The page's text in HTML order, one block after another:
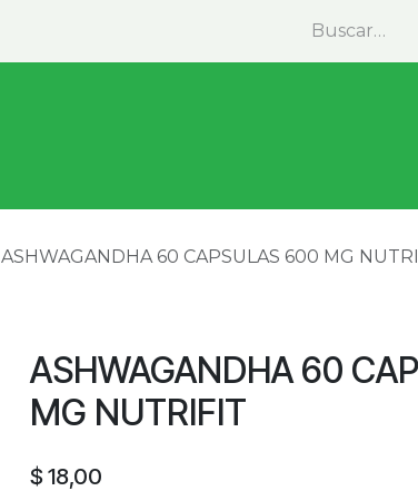
ASHWAGANDHA 60 CAPSULAS 600 MG
ASHWAGANDHA 60
MG NUTRIFIT
$ 18,00